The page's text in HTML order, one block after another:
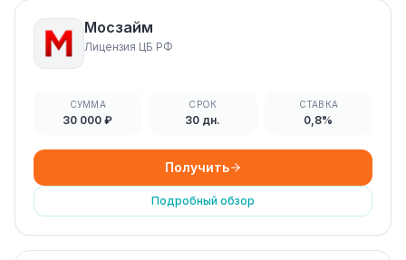
Мосзайм
Лицензия ЦБ РФ
СУММА
30 000 ₽
СРОК
30 дн.
СТАВКА
0,8%
Получить
Подробный обзор